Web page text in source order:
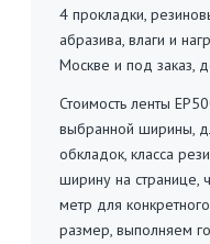
4 прокладки,
абразива, влаги и
Москве и под заказ,
Стоимость ленты
выбранной ширины,
обкладок, класса
ширину на странице,
метр для
размер, выполняем